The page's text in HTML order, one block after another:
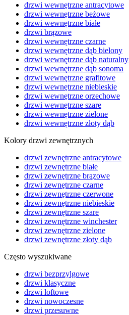
drzwi wewnętrzne antracytowe
drzwi wewnętrzne beżowe
drzwi wewnętrzne białe
drzwi brązowe
drzwi wewnętrzne czarne
drzwi wewnętrzne dąb bielony
drzwi wewnętrzne dąb naturalny
drzwi wewnętrzne dąb sonoma
drzwi wewnętrzne grafitowe
drzwi wewnętrzne niebieskie
drzwi wewnętrzne orzechowe
drzwi wewnętrzne szare
drzwi wewnętrzne zielone
drzwi wewnętrzne złoty dąb
Kolory drzwi zewnętrznych
drzwi zewnętrzne antracytowe
drzwi zewnętrzne białe
drzwi zewnętrzne brązowe
drzwi zewnętrzne czarne
drzwi zewnętrzne czerwone
drzwi zewnętrzne niebieskie
drzwi zewnętrzne szare
drzwi zewnętrzne winchester
drzwi zewnętrzne zielone
drzwi zewnętrzne złoty dąb
Często wyszukiwane
drzwi bezprzylgowe
drzwi klasyczne
drzwi loftowe
drzwi nowoczesne
drzwi przesuwne